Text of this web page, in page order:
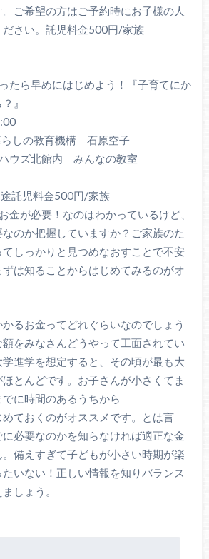
ご希望の方はご予約時にお子様の人
さい。託児料金500円/家族
たら早めにはじめよう！『子育てにか
』
しの教育機構 石原空子
ウズ北館内 みんなの教室
託児料金500円/家族
金が必要！なのはわかっているけど、
のか把握していますか？ご家族のた
しっかりと見つめなおすことで不安
は知ることからはじめてみるのがオ
るお金ってどれぐらいなのでしょう
をみなさんどうやって工面されてい
進学を想定すると、その頃が最も大
とんどです。お子さんが小さくてま
に時間のあるうちから
ておくのがオススメです。とは言
必要なのかを知らなければ適正な金
備えすぎて子どもが小さい時期が楽
いない！正しい情報を知りバランス
しょう。